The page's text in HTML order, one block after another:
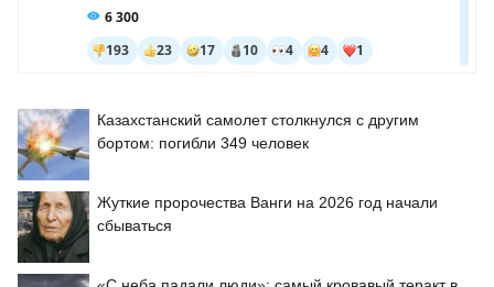
Казахстанский самолет столкнулся с другим
бортом: погибли 349 человек
Жуткие пророчества Ванги на 2026 год начали
сбываться